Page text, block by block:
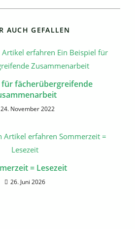
AUCH GEFALLEN
für fächerübergreifende
24. November 2022
= Lesezeit
26. Juni 2026